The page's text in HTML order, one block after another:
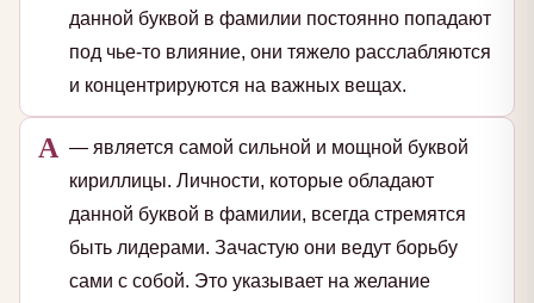
данной буквой в фамилии постоянно попадают
под чье-то влияние, они тяжело расслабляются
и концентрируются на важных вещах.
А — является самой сильной и мощной буквой
кириллицы. Личности, которые обладают
данной буквой в фамилии, всегда стремятся
быть лидерами. Зачастую они ведут борьбу
сами с собой. Это указывает на желание